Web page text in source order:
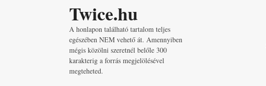
Twice.hu
A honlapon található tartalom teljes
egészében NEM vehető át. Amennyiben
mégis közölni szeretnél belőle 300
karakterig a forrás megjelölésével
megteheted.